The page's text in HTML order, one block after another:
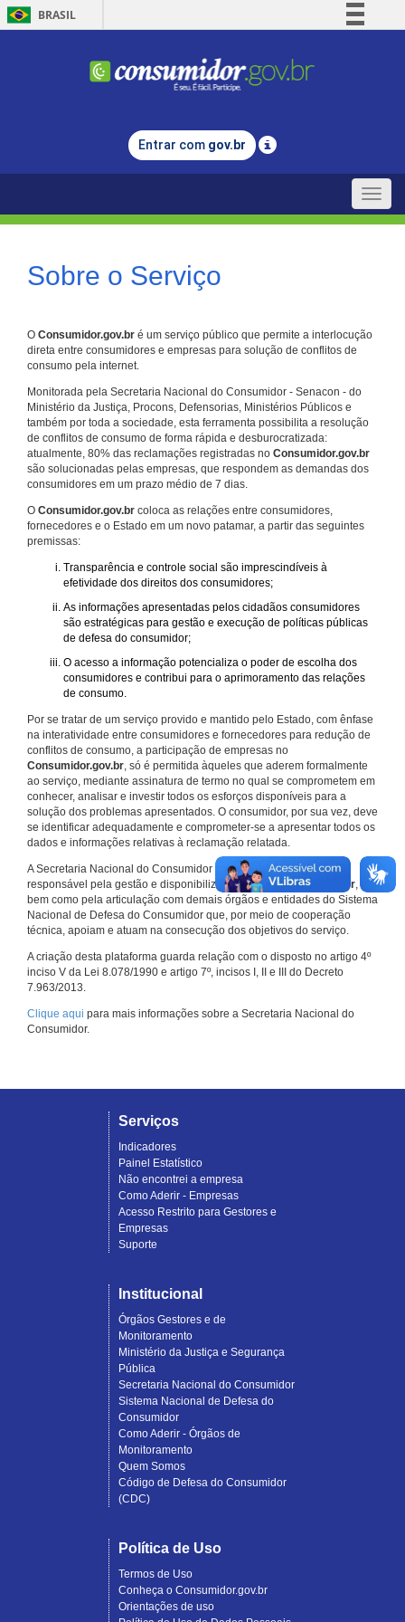
BRASIL
Comunica BR
Legislação
Entrar com gov.br
Toggle
Sobre o Serviço
O Consumidor.gov.br é um serviço público que permite a interlocução
direta entre consumidores e empresas para solução de conflitos de
consumo pela internet.
Monitorada pela Secretaria Nacional do Consumidor - Senacon - do
Ministério da Justiça, Procons, Defensorias, Ministérios Públicos e
também por toda a sociedade, esta ferramenta possibilita a resolução
de conflitos de consumo de forma rápida e desburocratizada:
atualmente, 80% das reclamações registradas no Consumidor.gov.br
são solucionadas pelas empresas, que respondem as demandas dos
consumidores em um prazo médio de 7 dias.
O Consumidor.gov.br coloca as relações entre consumidores,
fornecedores e o Estado em um novo patamar, a partir das seguintes
premissas:
Transparência e controle social são imprescindíveis à
efetividade dos direitos dos consumidores;
As informações apresentadas pelos cidadãos consumidores
são estratégicas para gestão e execução de políticas públicas
de defesa do consumidor;
O acesso a informação potencializa o poder de escolha dos
consumidores e contribui para o aprimoramento das relações
de consumo.
Por se tratar de um serviço provido e mantido pelo Estado, com ênfase
na interatividade entre consumidores e fornecedores para redução de
conflitos de consumo, a participação de empresas no
Consumidor.gov.br, só é permitida àqueles que aderem formalmente
ao serviço, mediante assinatura de termo no qual se comprometem em
conhecer, analisar e investir todos os esforços disponíveis para a
solução dos problemas apresentados. O consumidor, por sua vez, deve
se identificar adequadamente e comprometer-se a apresentar todos os
dados e informações relativas à reclamação relatada.
A Secretaria Nacional do Consumidor do Ministério da Justiça é a
responsável pela gestão e disponibilização doConsumidor.gov.br,
bem como pela articulação com demais órgãos e entidades do Sistema
Nacional de Defesa do Consumidor que, por meio de cooperação
técnica, apoiam e atuam na consecução dos objetivos do serviço.
A criação desta plataforma guarda relação com o disposto no artigo 4º
inciso V da Lei 8.078/1990 e artigo 7º, incisos I, II e III do Decreto
7.963/2013.
Clique aqui para mais informações sobre a Secretaria Nacional do
Consumidor.
Serviços
Indicadores
Painel Estatístico
Não encontrei a empresa
Como Aderir - Empresas
Acesso Restrito para Gestores e
Empresas
Suporte
Institucional
Órgãos Gestores e de
Monitoramento
Ministério da Justiça e Segurança
Pública
Secretaria Nacional do Consumidor
Sistema Nacional de Defesa do
Consumidor
Como Aderir - Órgãos de
Monitoramento
Quem Somos
Código de Defesa do Consumidor
(CDC)
Política de Uso
Termos de Uso
Conheça o Consumidor.gov.br
Orientações de uso